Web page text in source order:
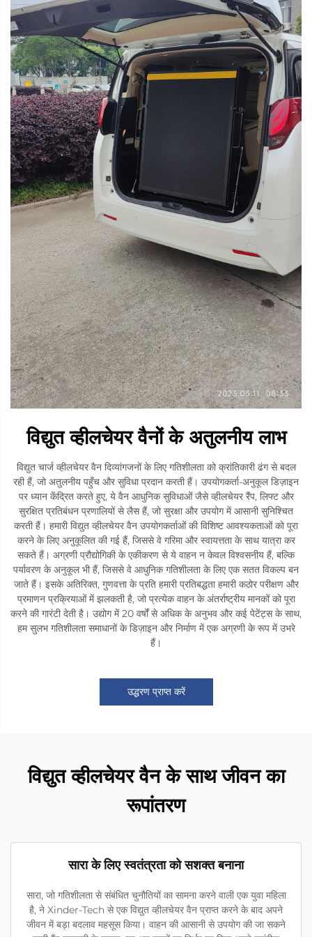
विद्युत व्हीलचेयर वैनों के अतुलनीय लाभ
विद्युत चार्ज व्हीलचेयर वैन दिव्यांगजनों के लिए गतिशीलता को क्रांतिकारी ढंग से बदल
रही हैं, जो अतुलनीय पहुँच और सुविधा प्रदान करती हैं। उपयोगकर्ता-अनुकूल डिज़ाइन
पर ध्यान केंद्रित करते हुए, ये वैन आधुनिक सुविधाओं जैसे व्हीलचेयर रैंप, लिफ्ट और
सुरक्षित प्रतिबंधन प्रणालियों से लैस हैं, जो सुरक्षा और उपयोग में आसानी सुनिश्चित
करती हैं। हमारी विद्युत व्हीलचेयर वैन उपयोगकर्ताओं की विशिष्ट आवश्यकताओं को पूरा
करने के लिए अनुकूलित की गई हैं, जिससे वे गरिमा और स्वायत्तता के साथ यात्रा कर
सकते हैं। अग्रणी प्रौद्योगिकी के एकीकरण से ये वाहन न केवल विश्वसनीय हैं, बल्कि
पर्यावरण के अनुकूल भी हैं, जिससे वे आधुनिक गतिशीलता के लिए एक सतत विकल्प बन
जाते हैं। इसके अतिरिक्त, गुणवत्ता के प्रति हमारी प्रतिबद्धता हमारी कठोर परीक्षण और
प्रमाणन प्रक्रियाओं में झलकती है, जो प्रत्येक वाहन के अंतर्राष्ट्रीय मानकों को पूरा
करने की गारंटी देती है। उद्योग में 20 वर्षों से अधिक के अनुभव और कई पेटेंट्स के साथ,
हम सुलभ गतिशीलता समाधानों के डिज़ाइन और निर्माण में एक अग्रणी के रूप में उभरे
हैं।
उद्धरण प्राप्त करें
विद्युत व्हीलचेयर वैन के साथ जीवन का
रूपांतरण
सारा के लिए स्वतंत्रता को सशक्त बनाना
सारा, जो गतिशीलता से संबंधित चुनौतियों का सामना करने वाली एक युवा महिला
है, ने Xinder-Tech से एक विद्युत व्हीलचेयर वैन प्राप्त करने के बाद अपने
जीवन में बड़ा बदलाव महसूस किया। वाहन की आसानी से उपयोग की जा सकने